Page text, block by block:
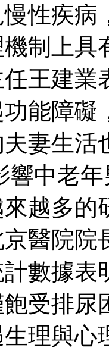
性疾病
制上
王建業
能障
妻生
響中老
越多的
醫院院
數據表
受排尿
理與